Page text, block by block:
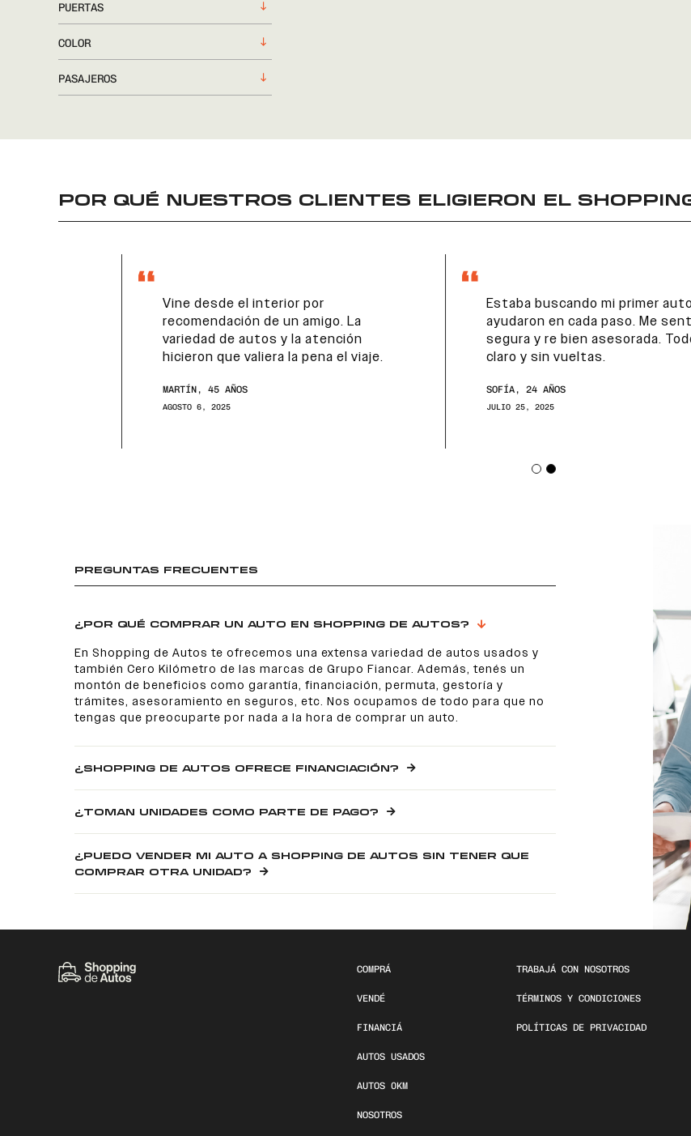
PUERTAS
COLOR
PASAJEROS
POR QUÉ NUESTROS CLIENTES ELIGIERON EL
Vine desde el interior por
recomendación de un amigo. La
variedad de autos y la atención
hicieron que valiera la pena el viaje.
MARTÍN, 45 AÑOS
AGOSTO 6, 2025
Estaba buscando mi primer auto y me
ayudaron en cada paso. Me sentí
segura y re bien asesorada. Todo fue
claro y sin vueltas.
SOFÍA, 24 AÑOS
JULIO 25, 2025
PREGUNTAS FRECUENTES
¿POR QUÉ COMPRAR UN AUTO EN SHOPPING DE AUTOS?
En Shopping de Autos te ofrecemos una extensa variedad de autos usados y
también Cero Kilómetro de las marcas de Grupo Fiancar. Además, tenés un
montón de beneficios como garantía, financiación, permuta, gestoría y
trámites, asesoramiento en seguros, etc. Nos ocupamos de todo para que no
tengas que preocuparte por nada a la hora de comprar un auto.
¿SHOPPING DE AUTOS OFRECE FINANCIACIÓN?
¿TOMAN UNIDADES COMO PARTE DE PAGO?
¿PUEDO VENDER MI AUTO A SHOPPING DE AUTOS SIN TENER QUE
COMPRAR OTRA UNIDAD?
COMPRÁ
VENDÉ
FINANCIÁ
AUTOS USADOS
AUTOS 0KM
NOSOTROS
TRABAJÁ CON NOSOTROS
TÉRMINOS Y CONDICIONES
POLÍTICAS DE PRIVACIDAD